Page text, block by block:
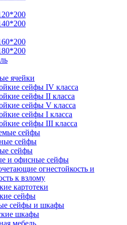
ячейки
сейфы IV класса
сейфы II класса
сейфы V класса
сейфы I класса
сейфы III класса
сейфы
сейфы
сейфы
и офисные сейфы
огнестойкость и
к взлому
картотеки
сейфы
сейфы и шкафы
шкафы
мебель